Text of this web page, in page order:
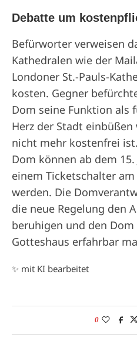
Debatte um
Befürworter verweisen
Kathedralen wie der
Londoner St.-Pauls-
kosten. Gegner
Dom seine Funktion als
Herz der Stadt
nicht mehr kostenfrei
Dom können ab dem
einem Ticketschalter
werden. Die
die neue Regelung den
beruhigen und den
Gotteshaus erfahrbar
✨ mit KI bearbeitet
0